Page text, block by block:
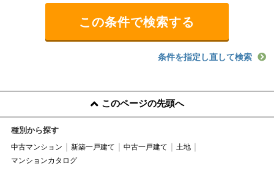
条件を指定し直して検索
このページの先頭へ
種別から探す
中古マンション 新築一戸建て 中古一戸建て
土地
マンションカタログ